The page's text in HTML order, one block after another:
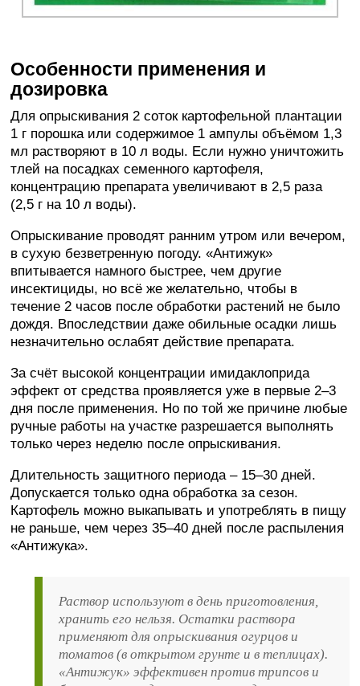
Особенности применения и
дозировка
Для опрыскивания 2 соток картофельной плантации
1 г порошка или содержимое 1 ампулы объёмом 1,3
мл растворяют в 10 л воды. Если нужно уничтожить
тлей на посадках семенного картофеля,
концентрацию препарата увеличивают в 2,5 раза
(2,5 г на 10 л воды).
Опрыскивание проводят ранним утром или вечером,
в сухую безветренную погоду. «Антижук»
впитывается намного быстрее, чем другие
инсектициды, но всё же желательно, чтобы в
течение 2 часов после обработки растений не было
дождя. Впоследствии даже обильные осадки лишь
незначительно ослабят действие препарата.
За счёт высокой концентрации имидаклоприда
эффект от средства проявляется уже в первые 2–3
дня после применения. Но по той же причине любые
ручные работы на участке разрешается выполнять
только через неделю после опрыскивания.
Длительность защитного периода – 15–30 дней.
Допускается только одна обработка за сезон.
Картофель можно выкапывать и употреблять в пищу
не раньше, чем через 35–40 дней после распыления
«Антижука».
Раствор используют в день приготовления,
хранить его нельзя. Остатки раствора
применяют для опрыскивания огурцов и
томатов (в открытом грунте и в теплицах).
«Антижук» эффективен против трипсов и